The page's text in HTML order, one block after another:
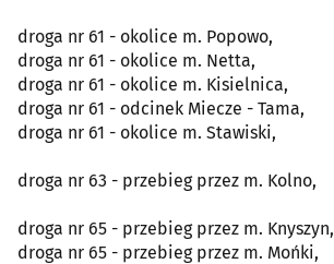
droga nr 61 - okolice m. Popowo,
droga nr 61 - okolice m. Netta,
droga nr 61 - okolice m. Kisielnica,
droga nr 61 - odcinek Miecze - Tama,
droga nr 61 - okolice m. Stawiski,
droga nr 63 - przebieg przez m. Kolno,
droga nr 65 - przebieg przez m. Knyszyn,
droga nr 65 - przebieg przez m. Mońki,